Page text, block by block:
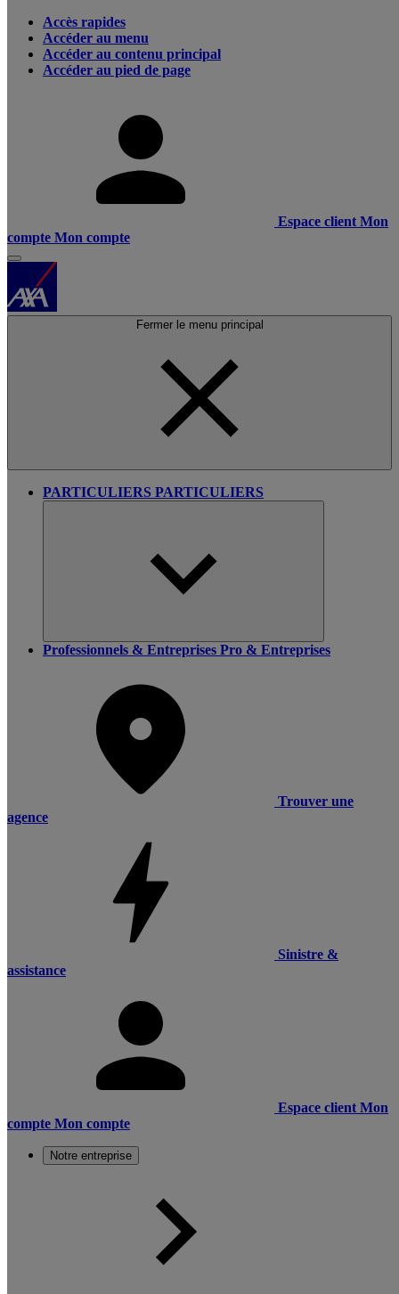
Accès rapides
Accéder au menu
Accéder au contenu principal
Accéder au pied de page
Espace client Mon
compte Mon compte
Fermer le menu principal
PARTICULIERS PARTICULIERS
Professionnels & Entreprises Pro & Entreprises
Trouver une
agence
Sinistre &
assistance
Espace client Mon
compte Mon compte
Notre entreprise